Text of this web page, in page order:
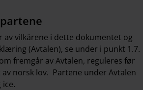
av vilkårene i dette dokumentet og
(Avtalen), se under i punkt 1.7.
fremgår av Avtalen, reguleres før
norsk lov. Partene under Avtalen
ice.